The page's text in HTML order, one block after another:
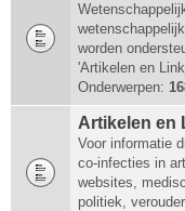
worden
'Artikelen en
Onderwerpen:
Artikelen en
Voor informatie
co-infecties in
websites,
politiek,